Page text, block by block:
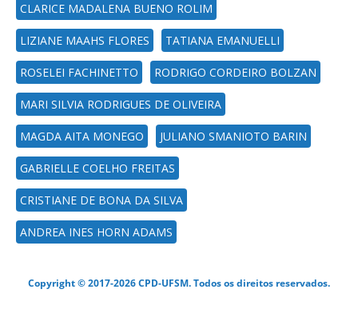
CLARICE MADALENA BUENO ROLIM
LIZIANE MAAHS FLORES TATIANA EMANUELLI
ROSELEI FACHINETTO RODRIGO CORDEIRO BOLZAN
MARI SILVIA RODRIGUES DE OLIVEIRA
MAGDA AITA MONEGO JULIANO SMANIOTO BARIN
GABRIELLE COELHO FREITAS
CRISTIANE DE BONA DA SILVA
ANDREA INES HORN ADAMS
Copyright © 2017-2026 CPD-UFSM. Todos os direitos reservados.